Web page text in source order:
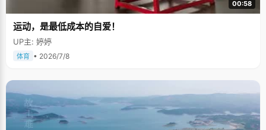
00:58
运动，是最低成本的自爱！
UP主: 婷婷
体育 • 2026/7/8